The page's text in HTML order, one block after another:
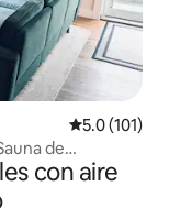
Calificación
5.0 (101)
de
con aire